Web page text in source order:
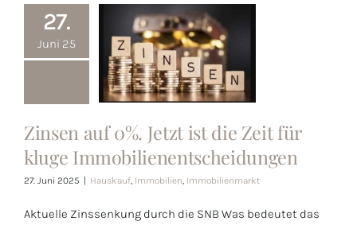
27.
Juni 25
Zinsen auf 0%.
Jetzt ist die
Zeit für kluge
Immobilienentscheidungen
Zinsen auf 0%. Jetzt ist die Zeit für
kluge Immobilienentscheidungen
27. Juni 2025 Hauskauf, Immobilien, Immobilienmarkt
Aktuelle Zinssenkung durch die SNB Was bedeutet das